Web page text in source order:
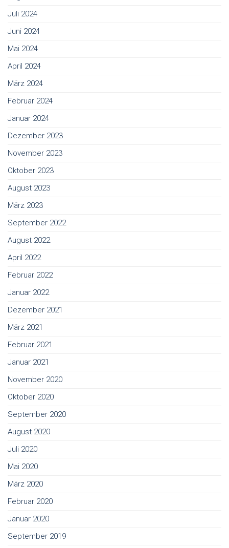
Juli 2024
Juni 2024
Mai 2024
April 2024
März 2024
Februar 2024
Januar 2024
Dezember 2023
November 2023
Oktober 2023
August 2023
März 2023
September 2022
August 2022
April 2022
Februar 2022
Januar 2022
Dezember 2021
März 2021
Februar 2021
Januar 2021
November 2020
Oktober 2020
September 2020
August 2020
Juli 2020
Mai 2020
März 2020
Februar 2020
Januar 2020
September 2019